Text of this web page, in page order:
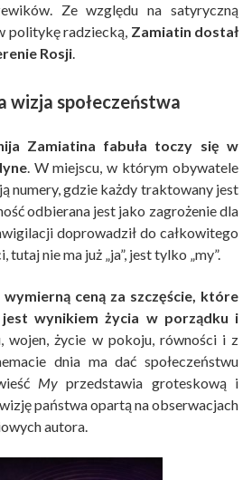
Ze względu na satyryczną
politykę radziecką, Zamiatin dostał
Rosji.
wizja społeczeństwa
Zamiatina fabuła toczy się w
. W miejscu, w którym obywatele
numery, gdzie każdy traktowany jest
odbierana jest jako zagrożenie dla
doprowadził do całkowitego
nie ma już „ja”, jest tylko „my”.
ceną za szczęście, które
wynikiem życia w porządku i
wojen, życie w pokoju, równości i z
dnia ma dać społeczeństwu
My przedstawia groteskową i
państwa opartą na obserwacjach
autora.